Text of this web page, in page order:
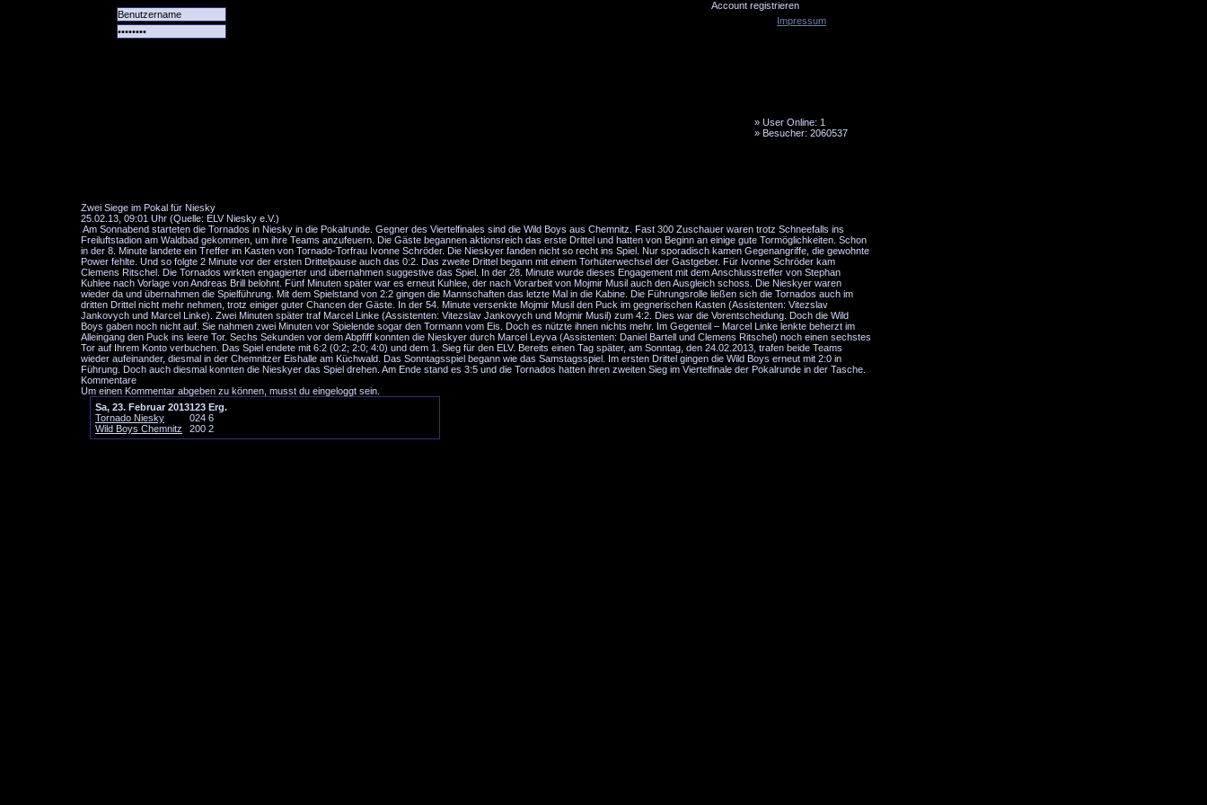
Account registrieren
» User Online: 1
» Besucher: 2060537
Zwei Siege im Pokal für Niesky
25.02.13, 09:01 Uhr (Quelle: ELV Niesky e.V.)
Am Sonnabend starteten die Tornados in Niesky in die Pokalrunde. Gegner des Viertelfinales sind die Wild Boys aus Chemnitz. Fast 300 Zuschauer waren trotz Schneefalls ins
Freiluftstadion am Waldbad gekommen, um ihre Teams anzufeuern. Die Gäste begannen aktionsreich das erste Drittel und hatten von Beginn an einige gute Tormöglichkeiten. Schon
in der 8. Minute landete ein Treffer im Kasten von Tornado-Torfrau Ivonne Schröder. Die Nieskyer fanden nicht so recht ins Spiel. Nur sporadisch kamen Gegenangriffe, die gewohnte
Power fehlte. Und so folgte 2 Minute vor der ersten Drittelpause auch das 0:2. Das zweite Drittel begann mit einem Torhüterwechsel der Gastgeber. Für Ivonne Schröder kam
Clemens Ritschel. Die Tornados wirkten engagierter und übernahmen suggestive das Spiel. In der 28. Minute wurde dieses Engagement mit dem Anschlusstreffer von Stephan
Kuhlee nach Vorlage von Andreas Brill belohnt. Fünf Minuten später war es erneut Kuhlee, der nach Vorarbeit von Mojmir Musil auch den Ausgleich schoss. Die Nieskyer waren
wieder da und übernahmen die Spielführung. Mit dem Spielstand von 2:2 gingen die Mannschaften das letzte Mal in die Kabine. Die Führungsrolle ließen sich die Tornados auch im
dritten Drittel nicht mehr nehmen, trotz einiger guter Chancen der Gäste. In der 54. Minute versenkte Mojmir Musil den Puck im gegnerischen Kasten (Assistenten: Vitezslav
Jankovych und Marcel Linke). Zwei Minuten später traf Marcel Linke (Assistenten: Vitezslav Jankovych und Mojmir Musil) zum 4:2. Dies war die Vorentscheidung. Doch die Wild
Boys gaben noch nicht auf. Sie nahmen zwei Minuten vor Spielende sogar den Tormann vom Eis. Doch es nützte ihnen nichts mehr. Im Gegenteil – Marcel Linke lenkte beherzt im
Alleingang den Puck ins leere Tor. Sechs Sekunden vor dem Abpfiff konnten die Nieskyer durch Marcel Leyva (Assistenten: Daniel Bartell und Clemens Ritschel) noch einen sechstes
Tor auf Ihrem Konto verbuchen. Das Spiel endete mit 6:2 (0:2; 2:0; 4:0) und dem 1. Sieg für den ELV. Bereits einen Tag später, am Sonntag, den 24.02.2013, trafen beide Teams
wieder aufeinander, diesmal in der Chemnitzer Eishalle am Küchwald. Das Sonntagsspiel begann wie das Samstagsspiel. Im ersten Drittel gingen die Wild Boys erneut mit 2:0 in
Führung. Doch auch diesmal konnten die Nieskyer das Spiel drehen. Am Ende stand es 3:5 und die Tornados hatten ihren zweiten Sieg im Viertelfinale der Pokalrunde in der Tasche.
Kommentare
Um einen Kommentar abgeben zu können, musst du eingeloggt sein.
Sa, 23. Februar 2013123 Erg.
Tornado Niesky
024 6
Wild Boys Chemnitz
200 2
Impressum